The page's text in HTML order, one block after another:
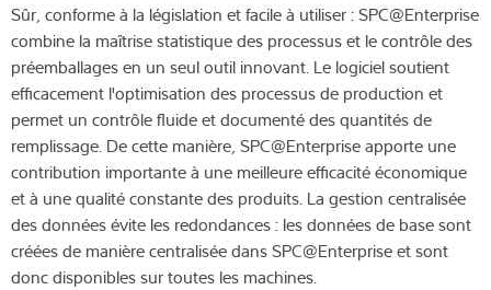
Sûr, conforme à la législation et facile à utiliser : SPC@Enterprise
combine la maîtrise statistique des processus et le contrôle des
préemballages en un seul outil innovant. Le logiciel soutient
efficacement l'optimisation des processus de production et
permet un contrôle fluide et documenté des quantités de
remplissage. De cette manière, SPC@Enterprise apporte une
contribution importante à une meilleure efficacité économique
et à une qualité constante des produits. La gestion centralisée
des données évite les redondances : les données de base sont
créées de manière centralisée dans SPC@Enterprise et sont
donc disponibles sur toutes les machines.